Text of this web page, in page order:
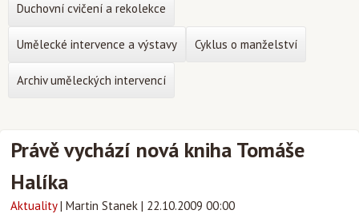
Právě vychází nová kniha Tomáše
Halíka
Aktuality | Martin Stanek | 22.10.2009 00:00
Duchovní cvičení a rekolekce
Umělecké intervence a výstavy Cyklus o manželství
Archiv uměleckých intervencí